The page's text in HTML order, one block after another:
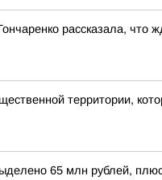
рассказала,
территории,
65 млн рублей,